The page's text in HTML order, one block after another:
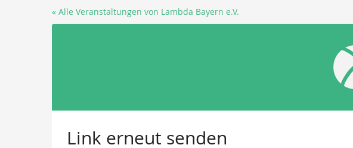
« Alle Veranstaltungen von Lambda Bayern e.V.
Link erneut senden